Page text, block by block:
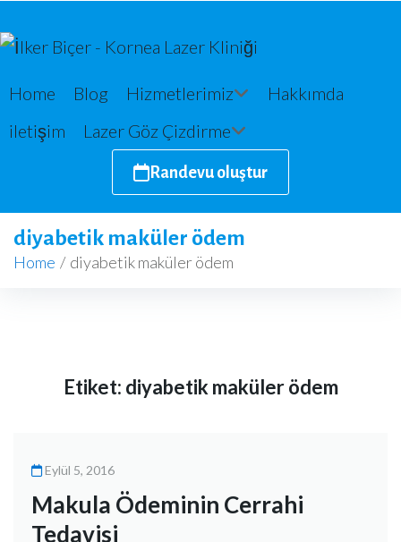
Home Blog Hizmetlerimiz
Hakkımda
iletişim
Lazer Göz Çizdirme
Randevu oluştur
diyabetik maküler ödem
Home / diyabetik maküler ödem
Etiket: diyabetik maküler ödem
Eylül 5, 2016
Makula Ödeminin Cerrahi
Tedavisi